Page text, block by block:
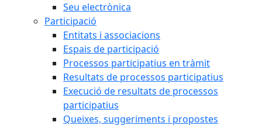
Seu electrònica
Participació
Entitats i associacions
Espais de participació
Processos participatius en tràmit
Resultats de processos participatius
Execució de resultats de processos
participatius
Queixes, suggeriments i propostes